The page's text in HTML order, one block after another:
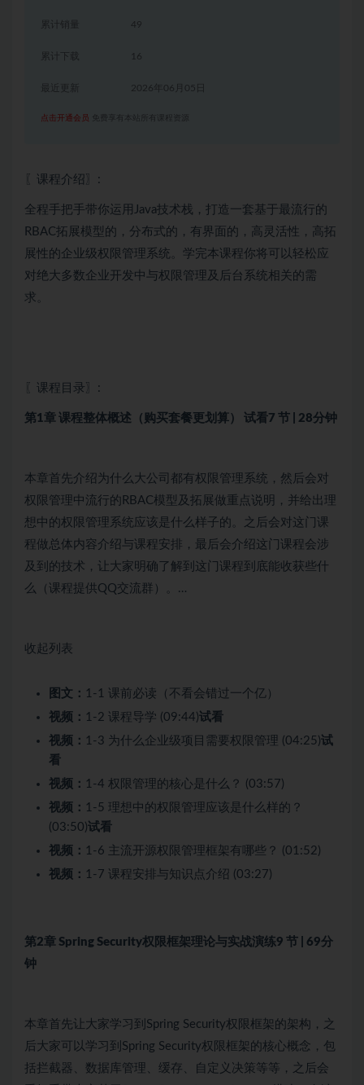
累计销量 49
累计下载 16
2026年06月05日
点击开通会员 免费享有本站所有课程资源
〖课程介绍〗:
全程手把手带你运用Java技术栈，打造一套基于最流行的
RBAC拓展模型的，分布式的，有界面的，高灵活性，高拓
展性的企业级权限管理系统。学完本课程你将可以轻松应
对绝大多数企业开发中与权限管理及后台系统相关的需
求。
〖课程目录〗:
第1章 课程整体概述（购买套餐更划算） 试看7 节 | 28分钟
本章首先介绍为什么大公司都有权限管理系统，然后会对
权限管理中流行的RBAC模型及拓展做重点说明，并给出理
想中的权限管理系统应该是什么样子的。之后会对这门课
程做总体内容介绍与课程安排，最后会介绍这门课程会涉
及到的技术，让大家明确了解到这门课程到底能收获些什
么（课程提供QQ交流群）。…
收起列表
图文： 1-1 课前必读（不看会错过一个亿）
视频： 1-2 课程导学 (09:44)试看
视频： 1-3 为什么企业级项目需要权限管理 (04:25)试
看
视频： 1-4 权限管理的核心是什么？ (03:57)
视频： 1-5 理想中的权限管理应该是什么样的？
(03:50)试看
视频： 1-6 主流开源权限管理框架有哪些？ (01:52)
视频： 1-7 课程安排与知识点介绍 (03:27)
第2章 Spring Security权限框架理论与实战演练9 节 | 69分
钟
本章首先让大家学习到Spring Security权限框架的架构，之
后大家可以学习到Spring Security权限框架的核心概念，包
括拦截器、数据库管理、缓存、自定义决策等等，之后会